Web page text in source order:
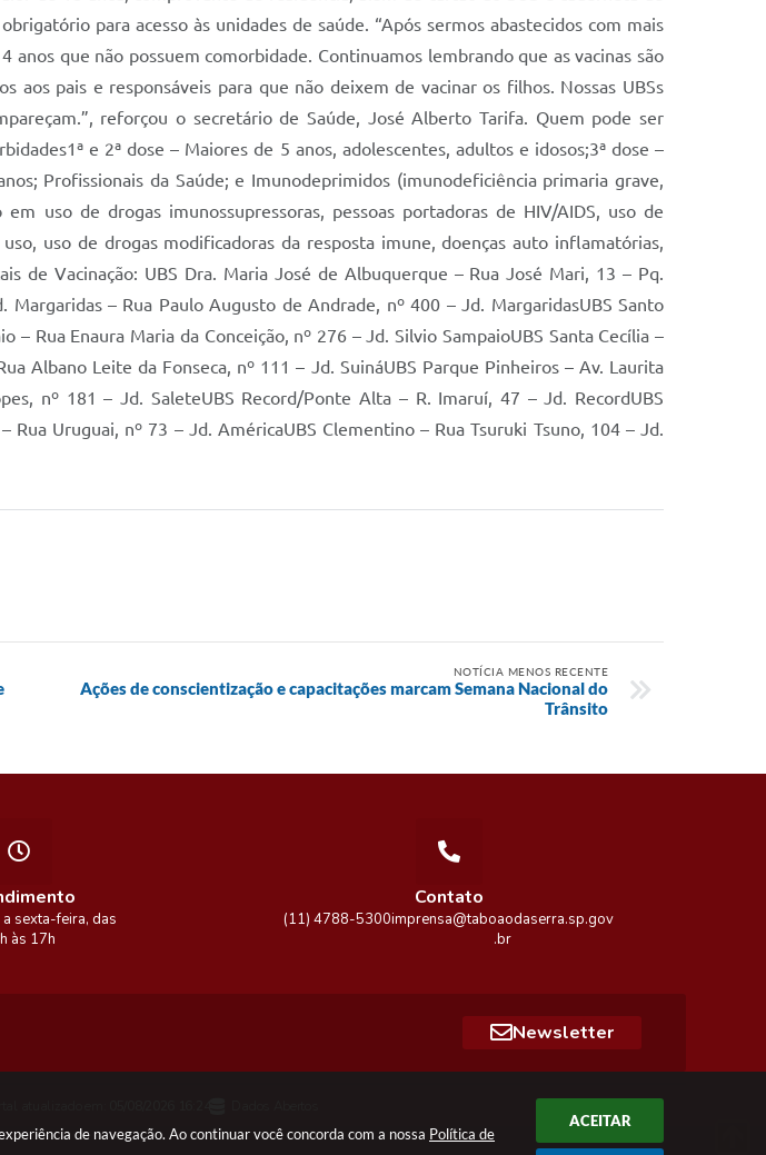
de navegação. Ao continuar você concorda com a nossa Política de
ACEITAR
para acesso às unidades de saúde. “Após sermos abastecidos com mais
anos que não possuem comorbidade. Continuamos lembrando que as vacinas são
pais e responsáveis para que não deixem de vacinar os filhos. Nossas UBSs
reforçou o secretário de Saúde, José Alberto Tarifa. Quem pode ser
e 2ª dose – Maiores de 5 anos, adolescentes, adultos e idosos;3ª dose –
Profissionais da Saúde; e Imunodeprimidos (imunodeficiência primaria grave,
uso de drogas imunossupressoras, pessoas portadoras de HIV/AIDS, uso de
uso de drogas modificadoras da resposta imune, doenças auto inflamatórias,
de Vacinação: UBS Dra. Maria José de Albuquerque – Rua José Mari, 13 – Pq.
– Rua Paulo Augusto de Andrade, nº 400 – Jd. MargaridasUBS Santo
Rua Enaura Maria da Conceição, nº 276 – Jd. Silvio SampaioUBS Santa Cecília –
Albano Leite da Fonseca, nº 111 – Jd. SuináUBS Parque Pinheiros – Av. Laurita
nº 181 – Jd. SaleteUBS Record/Ponte Alta – R. Imaruí, 47 – Jd. RecordUBS
Uruguai, nº 73 – Jd. AméricaUBS Clementino – Rua Tsuruki Tsuno, 104 – Jd.
NOTÍCIA MENOS RECENTE
Ações de conscientização e capacitações marcam Semana Nacional do
Trânsito
Newsletter
Contato
(11) 4788-5300imprensa@taboaodaserra.sp.gov
.br
sexta-feira, das
às 17h